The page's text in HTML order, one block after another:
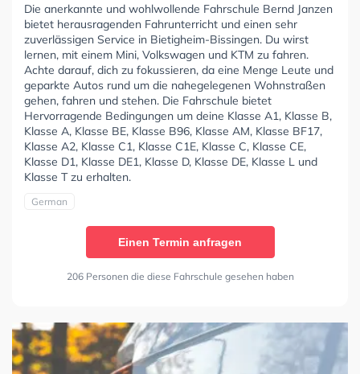
Die anerkannte und wohlwollende Fahrschule Bernd Janzen
bietet herausragenden Fahrunterricht und einen sehr
zuverlässigen Service in Bietigheim-Bissingen. Du wirst
lernen, mit einem Mini, Volkswagen und KTM zu fahren.
Achte darauf, dich zu fokussieren, da eine Menge Leute und
geparkte Autos rund um die nahegelegenen Wohnstraßen
gehen, fahren und stehen. Die Fahrschule bietet
Hervorragende Bedingungen um deine Klasse A1, Klasse B,
Klasse A, Klasse BE, Klasse B96, Klasse AM, Klasse BF17,
Klasse A2, Klasse C1, Klasse C1E, Klasse C, Klasse CE,
Klasse D1, Klasse DE1, Klasse D, Klasse DE, Klasse L und
Klasse T zu erhalten.
German
Einen Termin anfragen
206 Personen die diese Fahrschule gesehen haben